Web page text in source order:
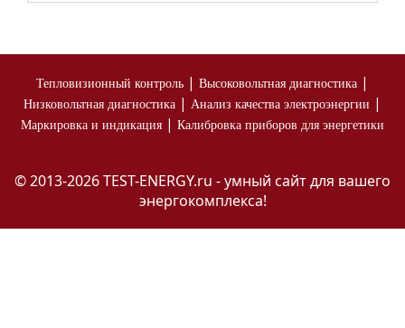
Тепловизионный контроль | Высоковольтная диагностика |
Низковольтная диагностика | Анализ качества электроэнергии |
Маркировка и индикация | Калибровка приборов для энергетики
© 2013-2026 TEST-ENERGY.ru - умный сайт для вашего
энергокомплекса!